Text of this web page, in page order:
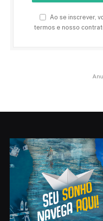
Ao se inscrever,
termos e nosso